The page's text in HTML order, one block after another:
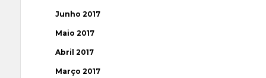
Junho 2017
Maio 2017
Abril 2017
Março 2017